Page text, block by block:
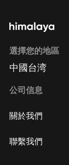
方法 Google
選擇您的地區
中國台湾
公司信息
關於我們
聯繫我們